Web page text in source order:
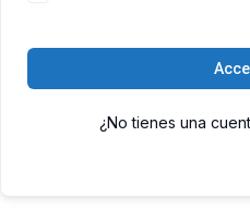
¿No tienes una